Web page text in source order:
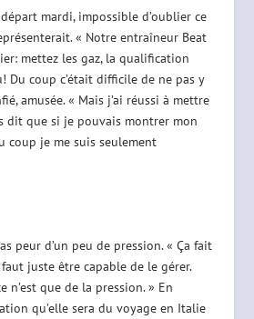
mardi, impossible d’oublier ce
« Notre entraîneur Beat
mettez les gaz, la qualification
Du coup c’était difficile de ne pas y
amusée. « Mais j’ai réussi à mettre
dit que si je pouvais montrer mon
coup je me suis seulement
peur d’un peu de pression. « Ça fait
juste être capable de le gérer.
n’est que de la pression. » En
qu’elle sera du voyage en Italie